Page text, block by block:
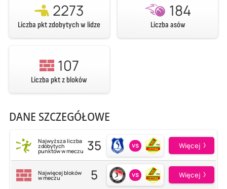
2273
Liczba pkt zdobytych w lidze
184
Liczba asów
107
Liczba pkt z bloków
DANE SZCZEGÓŁOWE
Najwyższa liczba
zdobytych
punktów w meczu 35 vs Więcej
Najwięcej bloków
w meczu 5 vs Więcej